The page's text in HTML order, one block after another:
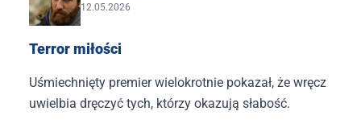
12.05.2026
Terror miłości
Uśmiechnięty premier wielokrotnie pokazał, że wręcz
uwielbia dręczyć tych, którzy okazują słabość.